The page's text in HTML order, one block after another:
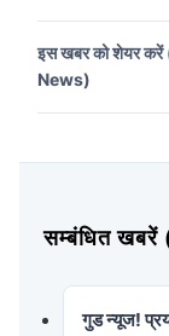
इस खबर को शेयर
News)
सम्बंधित
गुड न्यूज!